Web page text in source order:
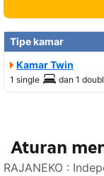
Tipe kamar
Kamar Twin
1 single dan 1
Aturan
RAJANEKO :